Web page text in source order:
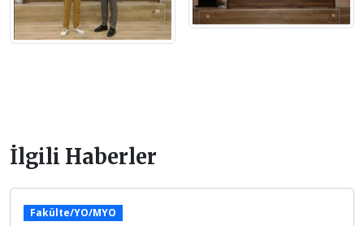
İlgili Haberler
Fakülte/YO/MYO